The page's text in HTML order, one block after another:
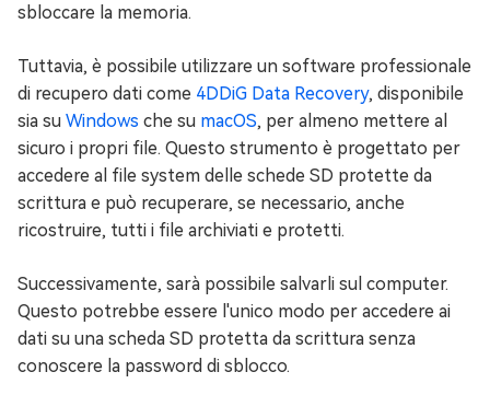
sbloccare la memoria.
Tuttavia, è possibile utilizzare un software professionale
di recupero dati come 4DDiG Data Recovery, disponibile
sia su Windows che su macOS, per almeno mettere al
sicuro i propri file. Questo strumento è progettato per
accedere al file system delle schede SD protette da
scrittura e può recuperare, se necessario, anche
ricostruire, tutti i file archiviati e protetti.
Successivamente, sarà possibile salvarli sul computer.
Questo potrebbe essere l'unico modo per accedere ai
dati su una scheda SD protetta da scrittura senza
conoscere la password di sblocco.